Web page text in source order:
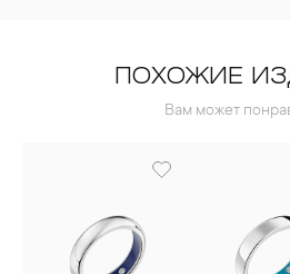
ПОХОЖИЕ
Вам может